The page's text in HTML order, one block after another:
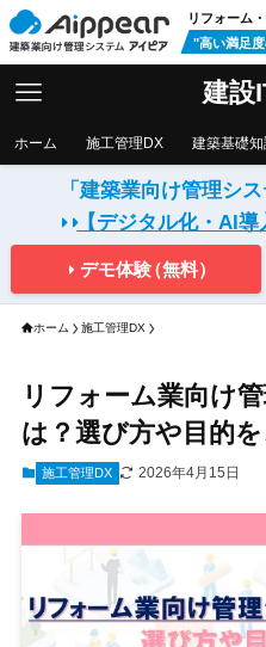
リフォーム
"高い満足
建設
ホーム 施工管理DX 建築基礎知
「建築業向け管理シ
【デジタル化・AI
デモ体験（無料）
ホーム 施工管理DX
リフォーム業向け
は？選び方や目的
施工管理DX 2026年4月15日